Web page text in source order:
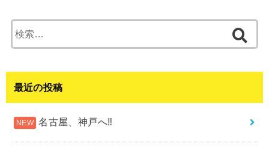
索:
最近の投稿
名古屋、神戸へ‼︎